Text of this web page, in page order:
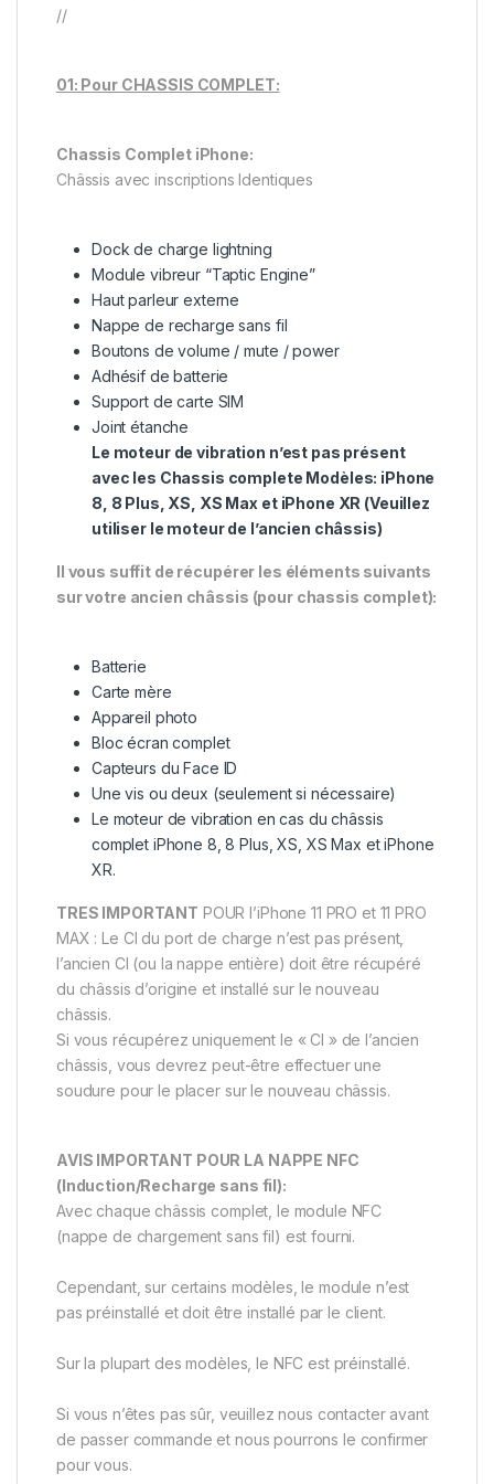
//
01: Pour CHASSIS COMPLET:
Chassis Complet iPhone:
Châssis avec inscriptions Identiques
Dock de charge lightning
Module vibreur “Taptic Engine”
Haut parleur externe
Nappe de recharge sans fil
Boutons de volume / mute / power
Adhésif de batterie
Support de carte SIM
Joint étanche
Le moteur de vibration n’est pas présent
avec les Chassis complete Modèles: iPhone
8, 8 Plus, XS, XS Max et iPhone XR (Veuillez
utiliser le moteur de l’ancien châssis)
Il vous suffit de récupérer les éléments suivants
sur votre ancien châssis (pour chassis complet):
Batterie
Carte mère
Appareil photo
Bloc écran complet
Capteurs du Face ID
Une vis ou deux (seulement si nécessaire)
Le moteur de vibration en cas du châssis
complet iPhone 8, 8 Plus, XS, XS Max et iPhone
XR.
TRES IMPORTANT POUR l’iPhone 11 PRO et 11 PRO
MAX : Le CI du port de charge n’est pas présent,
l’ancien CI (ou la nappe entière) doit être récupéré
du châssis d’origine et installé sur le nouveau
châssis.
Si vous récupérez uniquement le « CI » de l’ancien
châssis, vous devrez peut-être effectuer une
soudure pour le placer sur le nouveau châssis.
AVIS IMPORTANT POUR LA NAPPE NFC
(Induction/Recharge sans fil):
Avec chaque châssis complet, le module NFC
(nappe de chargement sans fil) est fourni.
Cependant, sur certains modèles, le module n’est
pas préinstallé et doit être installé par le client.
Sur la plupart des modèles, le NFC est préinstallé.
Si vous n’êtes pas sûr, veuillez nous contacter avant
de passer commande et nous pourrons le confirmer
pour vous.